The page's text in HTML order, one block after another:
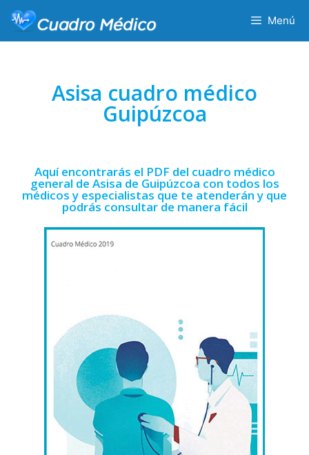
Menú
Asisa cuadro médico
Guipúzcoa
Aquí encontrarás el PDF del cuadro médico
general de Asisa de Guipúzcoa con todos los
médicos y especialistas que te atenderán y que
podrás consultar de manera fácil